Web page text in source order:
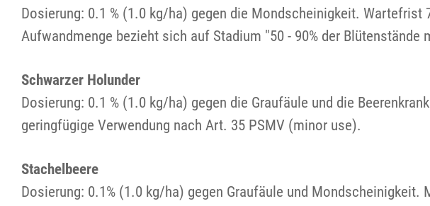
Dosierung: 0.1 % (1.0 kg/ha) gegen die Mondscheinigkeit. Wartefrist
Aufwandmenge bezieht sich auf Stadium "50 - 90% der Blütenstände
Schwarzer Holunder
Dosierung: 0.1 % (1.0 kg/ha) gegen die Graufäule und die
geringfügige Verwendung nach Art. 35 PSMV (minor use).
Stachelbeere
Dosierung: 0.1% (1.0 kg/ha) gegen Graufäule und